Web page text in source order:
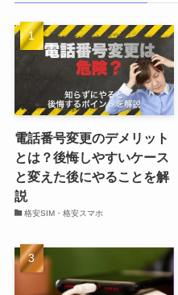
電話番号変更のデメリット
とは？後悔しやすいケース
と変えた後にやることを解
説
格安SIM・格安スマホ